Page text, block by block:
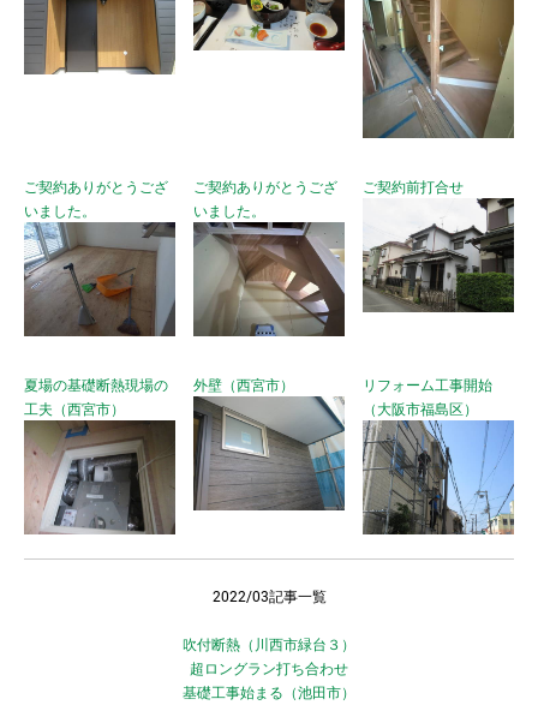
ご契約ありがとうござ
いました。
ご契約ありがとうござ
いました。
ご契約前打合せ
夏場の基礎断熱現場の
工夫（西宮市）
外壁（西宮市）
リフォーム工事開始
（大阪市福島区）
2022/03記事一覧
吹付断熱（川西市緑台３）
超ロングラン打ち合わせ
基礎工事始まる（池田市）